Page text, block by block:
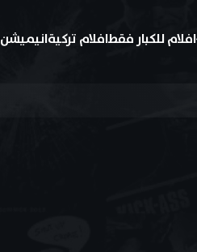
افلام للكبار فقطافلام تركيةانيميشن